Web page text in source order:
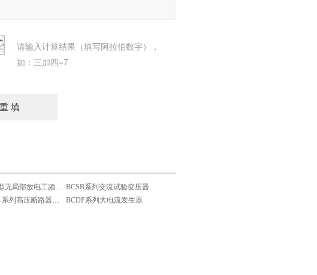
请输入计算结果（填写阿拉伯数字），
如：三加四=7
BCJFB型无局部放电工频试验变压器 BCSB系列交流试验变压器
BCGKJ-系列高压断路器断口耐压试验机 BCDF系列大电流发生器